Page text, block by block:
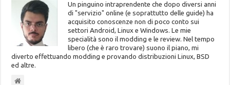
Un pinguino intraprendente che dopo diversi anni
di "servizio" online (e soprattutto delle guide) ha
acquisito conoscenze non di poco conto sui
settori Android, Linux e Windows. Le mie
specialità sono il modding e le review. Nel tempo
libero (che è raro trovare) suono il piano, mi
diverto effettuando modding e provando distribuzioni Linux, BSD
ed altre.